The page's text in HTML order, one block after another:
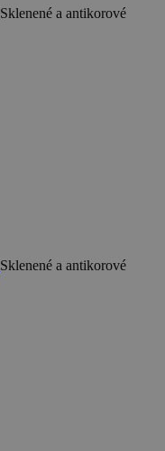
Sklenené a antikorové
Sklenené a antikorové